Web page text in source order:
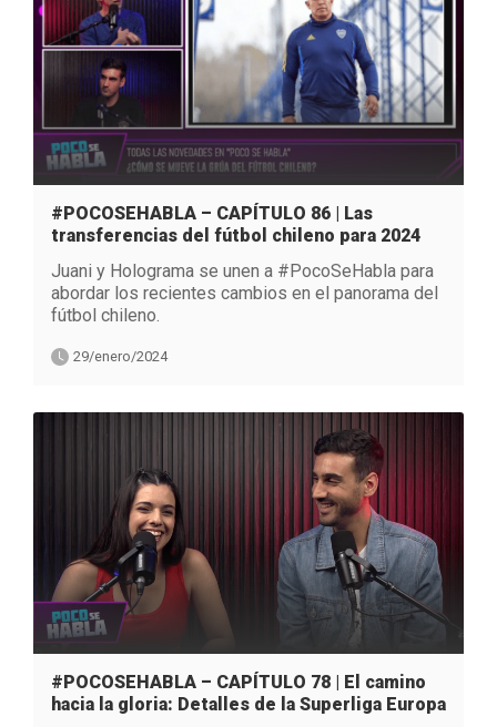
#POCOSEHABLA – CAPÍTULO 86 | Las
transferencias del fútbol chileno para 2024
Juani y Holograma se unen a #PocoSeHabla para
abordar los recientes cambios en el panorama del
fútbol chileno.
29/enero/2024
#POCOSEHABLA – CAPÍTULO 78 | El camino
hacia la gloria: Detalles de la Superliga Europa